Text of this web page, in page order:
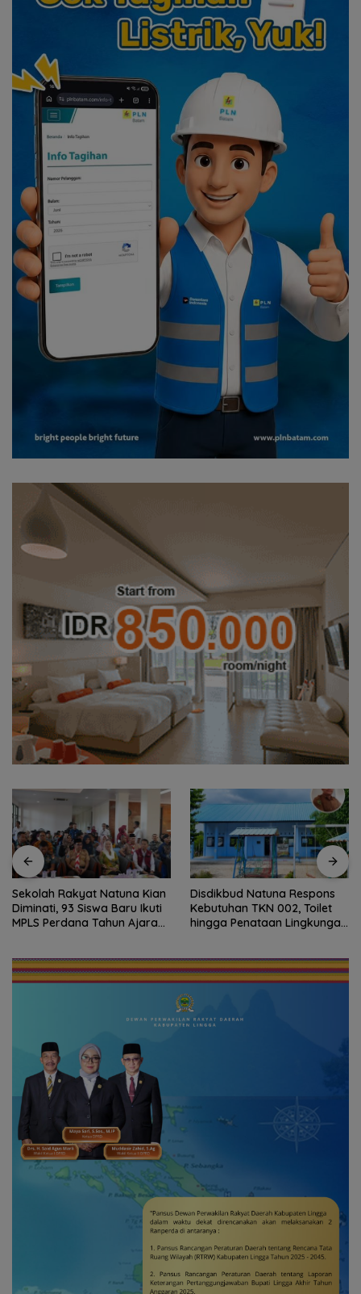
Sekolah Rakyat Natuna Kian
Diminati, 93 Siswa Baru Ikuti
MPLS Perdana Tahun Ajaran
Disdikbud Natuna Respons
Kebutuhan TKN 002, Toilet
hingga Penataan Lingkungan